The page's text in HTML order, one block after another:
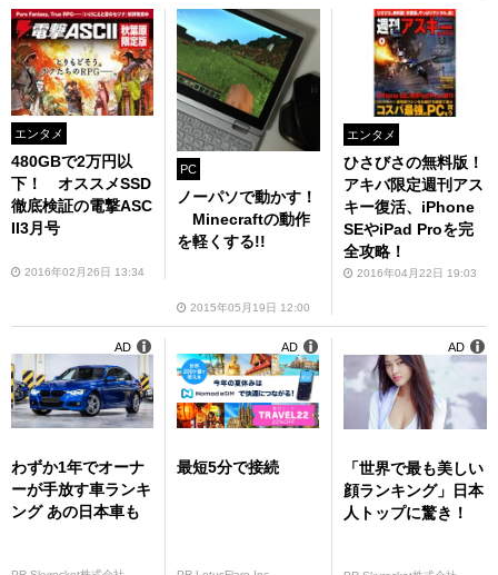
エンタメ
480GBで2万円以
下！ オススメSSD
徹底検証の電撃ASC
II3月号
2016年02月26日 13:34
PC
ノーパソで動かす！
Minecraftの動作
を軽くする!!
2015年05月19日 12:00
エンタメ
ひさびさの無料版！
アキバ限定週刊アス
キー復活、iPhone
SEやiPad Proを完
全攻略！
2016年04月22日 19:03
わずか1年でオーナ
ーが手放す車ランキ
ング あの日本車も
AD
最短5分で接続
AD
「世界で最も美しい
顔ランキング」日本
人トップに驚き！
AD